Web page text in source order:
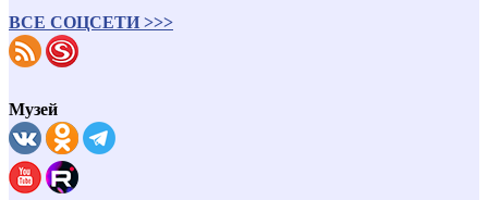
ВСЕ СОЦСЕТИ >>>
Музей